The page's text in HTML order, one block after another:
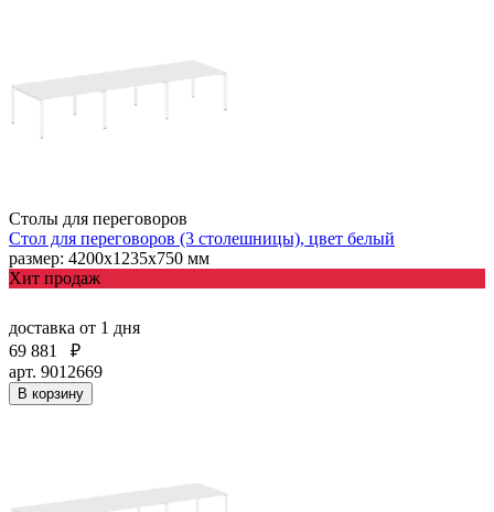
Столы для переговоров
Стол для переговоров (3 столешницы), цвет белый
размер: 4200х1235х750 мм
Хит продаж
доставка от 1 дня
69 881
₽
арт. 9012669
В корзину